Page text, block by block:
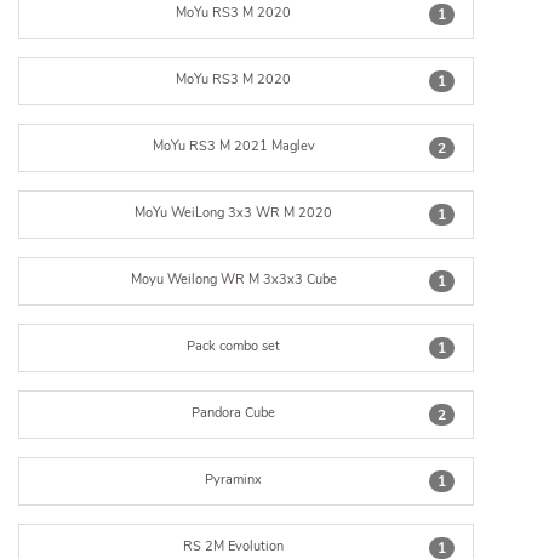
1
MoYu RS3 M 2020
1
MoYu RS3 M 2020
2
MoYu RS3 M 2021 Maglev
1
MoYu WeiLong 3x3 WR M 2020
1
Moyu Weilong WR M 3x3x3 Cube
1
Pack combo set
2
Pandora Cube
1
Pyraminx
1
RS 2M Evolution